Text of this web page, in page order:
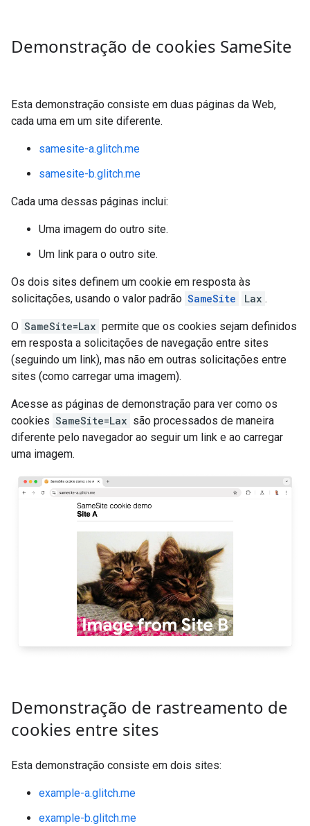
Demonstração de cookies SameSite
Esta demonstração consiste em duas páginas da Web,
cada uma em um site diferente.
samesite-a.glitch.me
samesite-b.glitch.me
Cada uma dessas páginas inclui:
Uma imagem do outro site.
Um link para o outro site.
Os dois sites definem um cookie em resposta às
solicitações, usando o valor padrão SameSite Lax .
O SameSite=Lax permite que os cookies sejam definidos
em resposta a solicitações de navegação entre sites
(seguindo um link), mas não em outras solicitações entre
sites (como carregar uma imagem).
Acesse as páginas de demonstração para ver como os
cookies SameSite=Lax são processados de maneira
diferente pelo navegador ao seguir um link e ao carregar
uma imagem.
Demonstração de rastreamento de
cookies entre sites
Esta demonstração consiste em dois sites:
example-a.glitch.me
example-b.glitch.me